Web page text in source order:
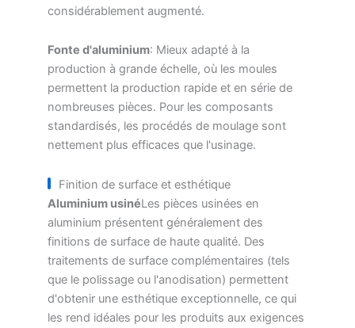
considérablement augmenté.
Fonte d'aluminium: Mieux adapté à la
production à grande échelle, où les moules
permettent la production rapide et en série de
nombreuses pièces. Pour les composants
standardisés, les procédés de moulage sont
nettement plus efficaces que l'usinage.
Finition de surface et esthétique
Aluminium usinéLes pièces usinées en
aluminium présentent généralement des
finitions de surface de haute qualité. Des
traitements de surface complémentaires (tels
que le polissage ou l'anodisation) permettent
d'obtenir une esthétique exceptionnelle, ce qui
les rend idéales pour les produits aux exigences